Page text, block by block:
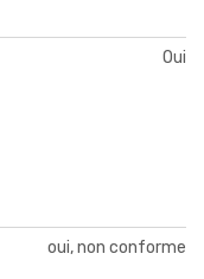
Oui
oui, non conforme